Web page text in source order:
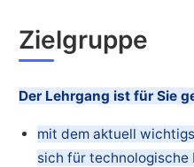
Zielgruppe
Der Lehrgang ist für Sie
mit dem aktuell
sich für technologische